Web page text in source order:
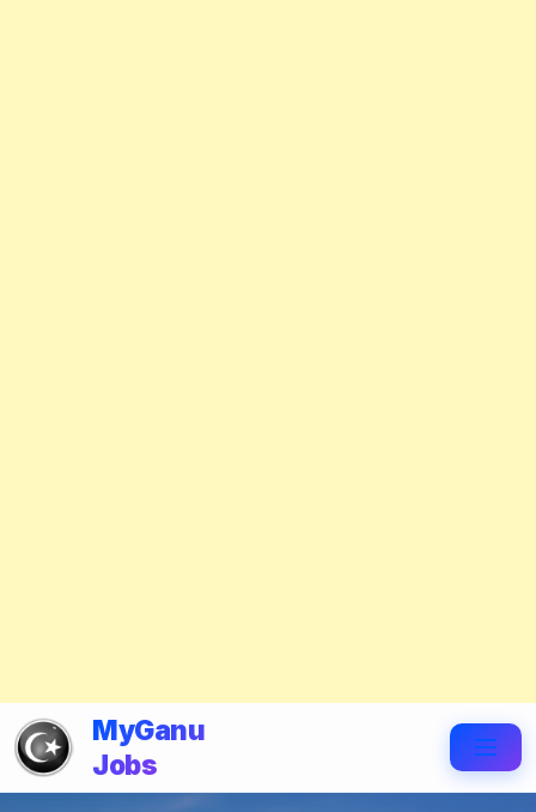
Skip
content
(Press
MyGanu
Jobs